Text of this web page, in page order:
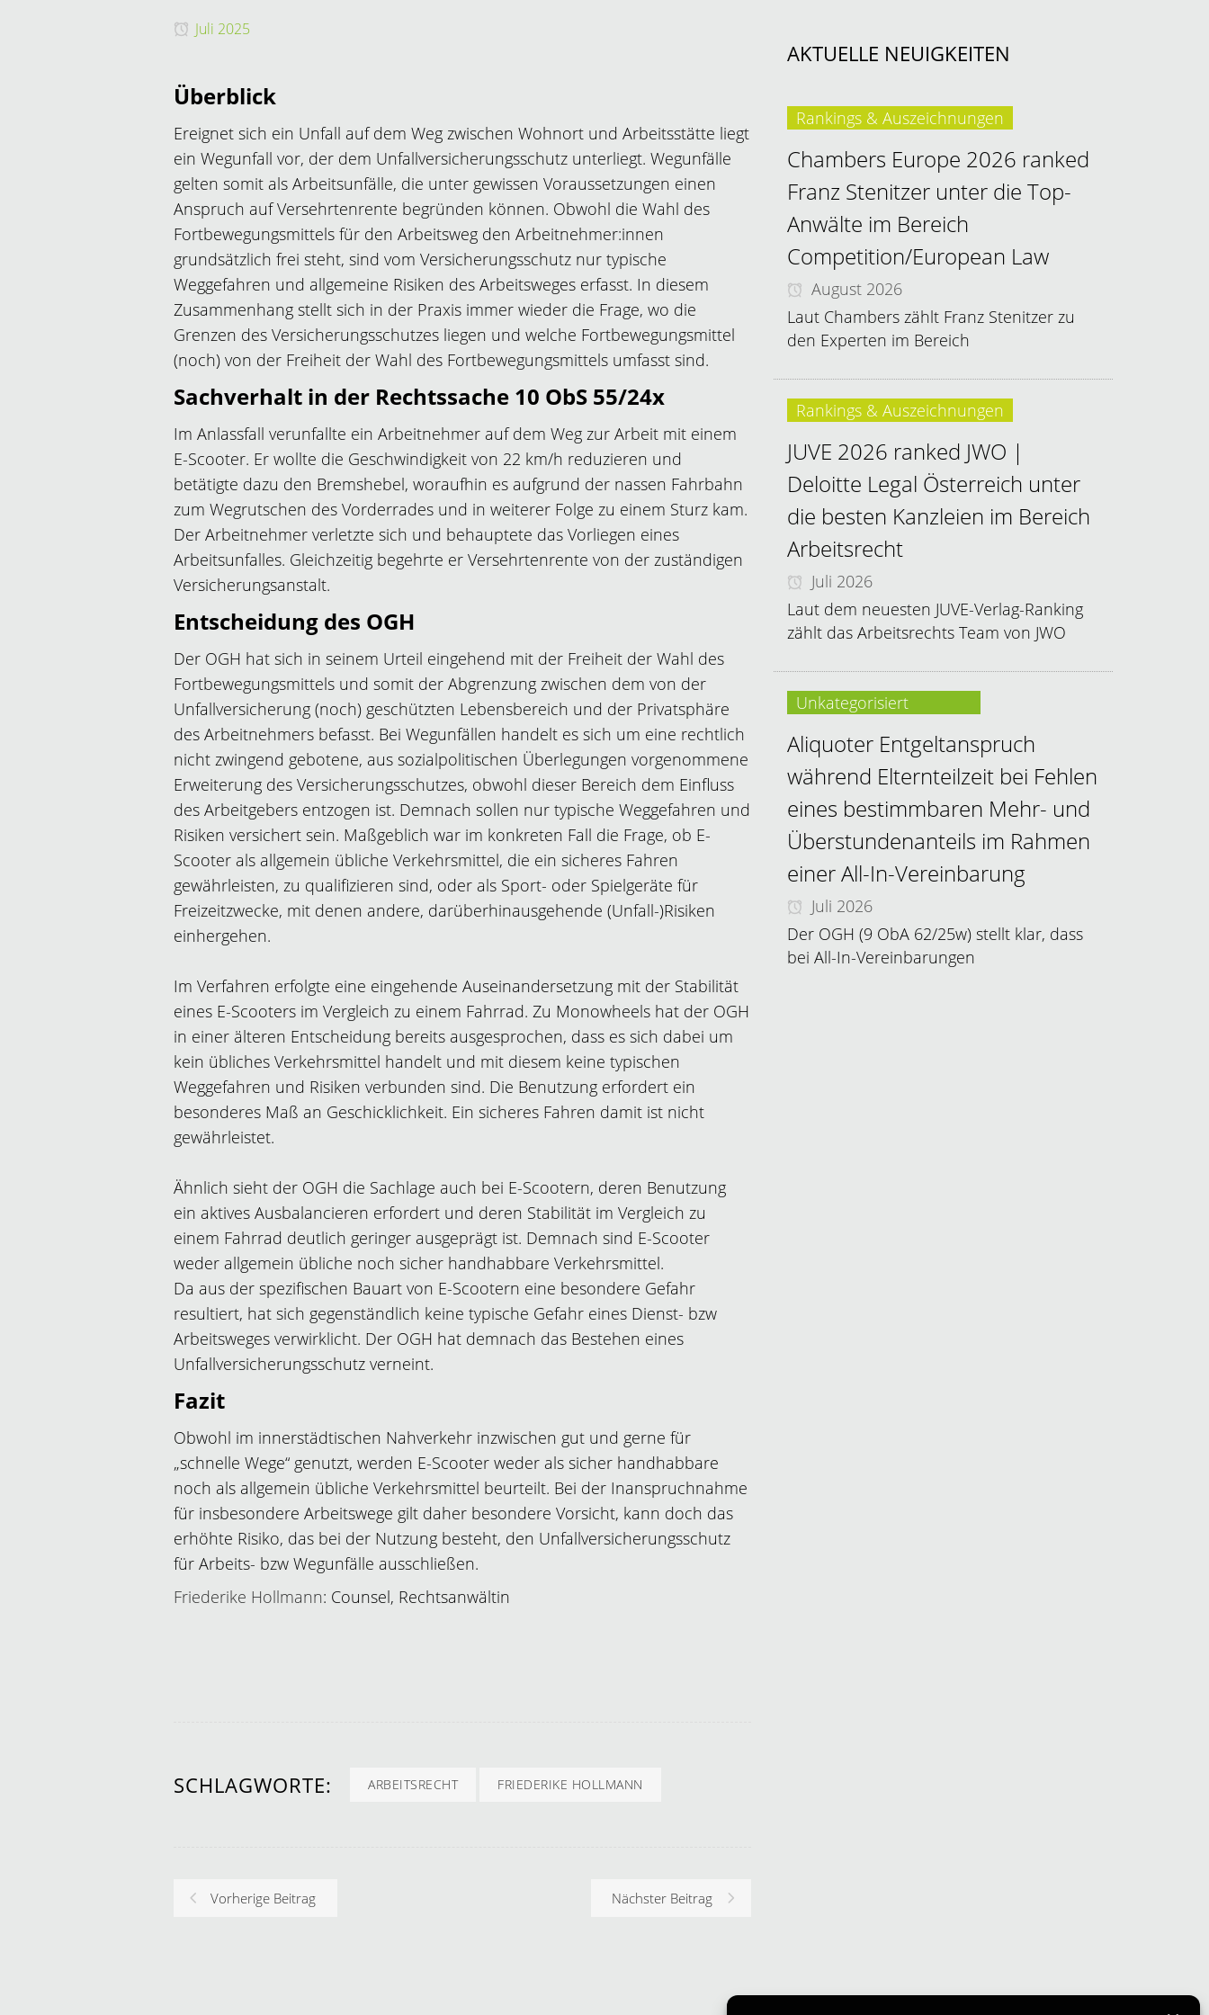
Juli 2025
Überblick
Ereignet sich ein Unfall auf dem Weg zwischen Wohnort und Arbeitsstätte liegt
ein Wegunfall vor, der dem Unfallversicherungsschutz unterliegt. Wegunfälle
gelten somit als Arbeitsunfälle, die unter gewissen Voraussetzungen einen
Anspruch auf Versehrtenrente begründen können. Obwohl die Wahl des
Fortbewegungsmittels für den Arbeitsweg den Arbeitnehmer:innen
grundsätzlich frei steht, sind vom Versicherungsschutz nur typische
Weggefahren und allgemeine Risiken des Arbeitsweges erfasst. In diesem
Zusammenhang stellt sich in der Praxis immer wieder die Frage, wo die
Grenzen des Versicherungsschutzes liegen und welche Fortbewegungsmittel
(noch) von der Freiheit der Wahl des Fortbewegungsmittels umfasst sind.
Sachverhalt in der Rechtssache 10 ObS 55/24x
Im Anlassfall verunfallte ein Arbeitnehmer auf dem Weg zur Arbeit mit einem
E-Scooter. Er wollte die Geschwindigkeit von 22 km/h reduzieren und
betätigte dazu den Bremshebel, woraufhin es aufgrund der nassen Fahrbahn
zum Wegrutschen des Vorderrades und in weiterer Folge zu einem Sturz kam.
Der Arbeitnehmer verletzte sich und behauptete das Vorliegen eines
Arbeitsunfalles. Gleichzeitig begehrte er Versehrtenrente von der zuständigen
Versicherungsanstalt.
Entscheidung des OGH
Der OGH hat sich in seinem Urteil eingehend mit der Freiheit der Wahl des
Fortbewegungsmittels und somit der Abgrenzung zwischen dem von der
Unfallversicherung (noch) geschützten Lebensbereich und der Privatsphäre
des Arbeitnehmers befasst. Bei Wegunfällen handelt es sich um eine rechtlich
nicht zwingend gebotene, aus sozialpolitischen Überlegungen vorgenommene
Erweiterung des Versicherungsschutzes, obwohl dieser Bereich dem Einfluss
des Arbeitgebers entzogen ist. Demnach sollen nur typische Weggefahren und
Risiken versichert sein. Maßgeblich war im konkreten Fall die Frage, ob E-
Scooter als allgemein übliche Verkehrsmittel, die ein sicheres Fahren
gewährleisten, zu qualifizieren sind, oder als Sport- oder Spielgeräte für
Freizeitzwecke, mit denen andere, darüberhinausgehende (Unfall-)Risiken
einhergehen.
Im Verfahren erfolgte eine eingehende Auseinandersetzung mit der Stabilität
eines E-Scooters im Vergleich zu einem Fahrrad. Zu Monowheels hat der OGH
in einer älteren Entscheidung bereits ausgesprochen, dass es sich dabei um
kein übliches Verkehrsmittel handelt und mit diesem keine typischen
Weggefahren und Risiken verbunden sind. Die Benutzung erfordert ein
besonderes Maß an Geschicklichkeit. Ein sicheres Fahren damit ist nicht
gewährleistet.
Ähnlich sieht der OGH die Sachlage auch bei E-Scootern, deren Benutzung
ein aktives Ausbalancieren erfordert und deren Stabilität im Vergleich zu
einem Fahrrad deutlich geringer ausgeprägt ist. Demnach sind E-Scooter
weder allgemein übliche noch sicher handhabbare Verkehrsmittel.
Da aus der spezifischen Bauart von E-Scootern eine besondere Gefahr
resultiert, hat sich gegenständlich keine typische Gefahr eines Dienst- bzw
Arbeitsweges verwirklicht. Der OGH hat demnach das Bestehen eines
Unfallversicherungsschutz verneint.
Fazit
Obwohl im innerstädtischen Nahverkehr inzwischen gut und gerne für
„schnelle Wege“ genutzt, werden E-Scooter weder als sicher handhabbare
noch als allgemein übliche Verkehrsmittel beurteilt. Bei der Inanspruchnahme
für insbesondere Arbeitswege gilt daher besondere Vorsicht, kann doch das
erhöhte Risiko, das bei der Nutzung besteht, den Unfallversicherungsschutz
für Arbeits- bzw Wegunfälle ausschließen.
Friederike Hollmann: Counsel, Rechtsanwältin
SCHLAGWORTE: ARBEITSRECHT FRIEDERIKE HOLLMANN
Vorherige Beitrag Nächster Beitrag
AKTUELLE NEUIGKEITEN
Rankings & Auszeichnungen
Chambers Europe 2026 ranked
Franz Stenitzer unter die Top-
Anwälte im Bereich
Competition/European Law
August 2026
Laut Chambers zählt Franz Stenitzer zu
den Experten im Bereich
Rankings & Auszeichnungen
JUVE 2026 ranked JWO |
Deloitte Legal Österreich unter
die besten Kanzleien im Bereich
Arbeitsrecht
Juli 2026
Laut dem neuesten JUVE-Verlag-Ranking
zählt das Arbeitsrechts Team von JWO
Unkategorisiert
Aliquoter Entgeltanspruch
während Elternteilzeit bei Fehlen
eines bestimmbaren Mehr- und
Überstundenanteils im Rahmen
einer All-In-Vereinbarung
Juli 2026
Der OGH (9 ObA 62/25w) stellt klar, dass
bei All-In-Vereinbarungen